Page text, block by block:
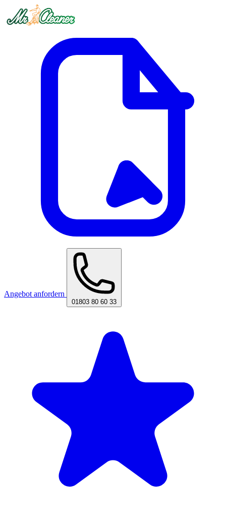
Angebot anfordern
01803 80 60 33